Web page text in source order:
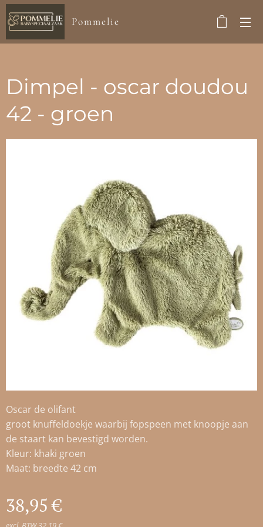
Pommelie
Dimpel - oscar doudou
42 - groen
Oscar de olifant
groot knuffeldoekje waarbij fopspeen met knoopje aan
de staart kan bevestigd worden.
Kleur: khaki groen
Maat: breedte 42 cm
38,95€